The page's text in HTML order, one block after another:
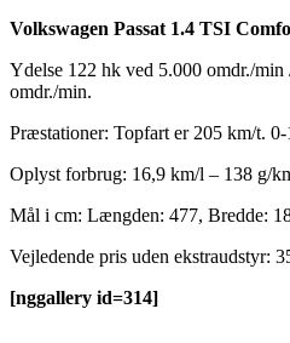
Volkswagen Passat 1.4 TSI
Ydelse 122 hk ved 5.000 omdr./
omdr./min.
Præstationer: Topfart er 205 km/t.
Oplyst forbrug: 16,9 km/l – 138 g/
Mål i cm: Længden: 477, Bredde:
Vejledende pris uden ekstraudstyr:
[nggallery id=314]